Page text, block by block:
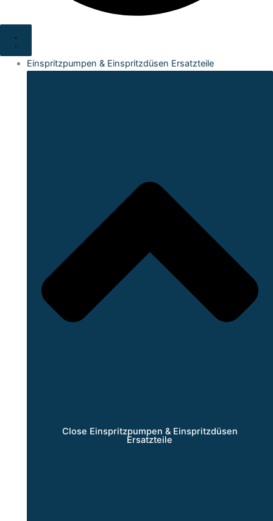
Einspritzpumpen & Einspritzdüsen Ersatzteile
Close Einspritzpumpen & Einspritzdüsen
Ersatzteile